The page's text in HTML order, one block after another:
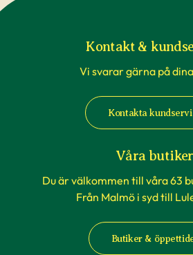
Kontakt &
Vi svarar gärna på
Kontakta
Våra butiker
Du är välkommen till våra 63
Från Malmö i syd till
Butiker &